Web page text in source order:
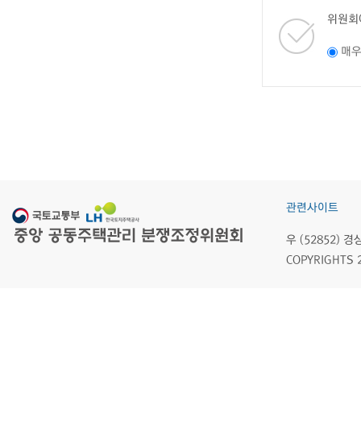
위원
매
관련사이트
우 (52852) 경
COPYRIGHTS